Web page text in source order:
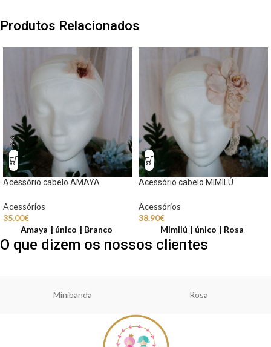
Produtos Relacionados
Acessório cabelo AMAYA
Acessórios
35.00€
Amaya
único Branco
Acessório cabelo MIMILÚ
Acessórios
38.90€
Mimilú
único Rosa
O que dizem os nossos clientes
Minibanda Rosa